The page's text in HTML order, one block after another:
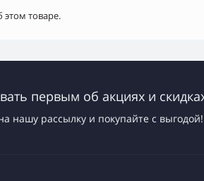
этом товаре.
первым об акциях и
нашу рассылку и покупайте с выгодой!